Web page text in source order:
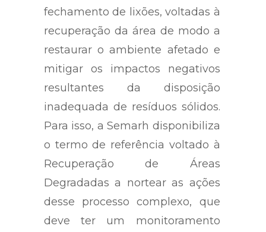
fechamento de lixões, voltadas à
recuperação da área de modo a
restaurar o ambiente afetado e
mitigar os impactos negativos
resultantes da disposição
inadequada de resíduos sólidos.
Para isso, a Semarh disponibiliza
o termo de referência voltado à
Recuperação de Áreas
Degradadas a nortear as ações
desse processo complexo, que
deve ter um monitoramento